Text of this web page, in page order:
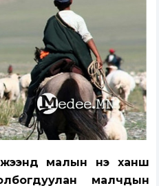
малын үнэ ханш
малчдын